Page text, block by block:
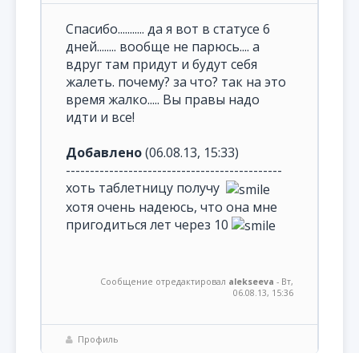
Спасибо........... да я вот в статусе 6
дней........ вообще не парюсь.... а
вдруг там придут и будут себя
жалеть. почему? за что? так на это
время жалко..... Вы правы надо
идти и все!
Добавлено(06.08.13, 15:33)
---------------------------------------------
хоть таблетницу получу
хотя очень надеюсь, что она мне
пригодиться лет через 10
Сообщение отредактировал alekseeva - Вт,
06.08.13, 15:36
Профиль